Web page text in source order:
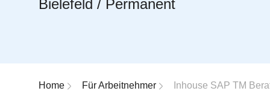
Bielefeld / Permanent
Breadcrumb-Navigation
Home Für Arbeitnehmer Inhouse SAP TM